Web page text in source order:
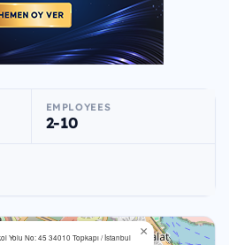
EMPLOYEES
2-10
Yolu No: 45 34010 Topkapı / İstanbul ×